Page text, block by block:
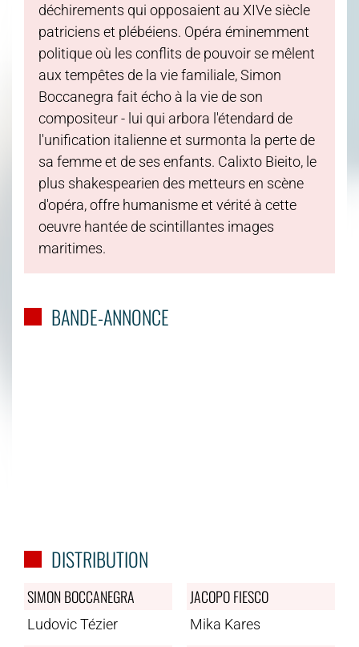
déchirements qui opposaient au XIVe siècle
patriciens et plébéiens. Opéra éminemment
politique où les conflits de pouvoir se mêlent
aux tempêtes de la vie familiale, Simon
Boccanegra fait écho à la vie de son
compositeur - lui qui arbora l'étendard de
l'unification italienne et surmonta la perte de
sa femme et de ses enfants. Calixto Bieito, le
plus shakespearien des metteurs en scène
d'opéra, offre humanisme et vérité à cette
oeuvre hantée de scintillantes images
maritimes.
BANDE-ANNONCE
DISTRIBUTION
SIMON BOCCANEGRA
Ludovic Tézier
JACOPO FIESCO
Mika Kares